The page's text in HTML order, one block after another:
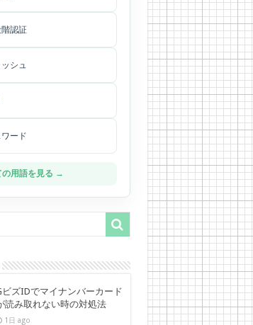
階認証
シュ
ード
の用語を見る →
ビズIDでマイナンバーカード
読み取れない時の対処法
1日 ago